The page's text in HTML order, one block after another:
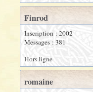
Finrod
Inscription : 2002
Messages : 381
Hors ligne
romaine